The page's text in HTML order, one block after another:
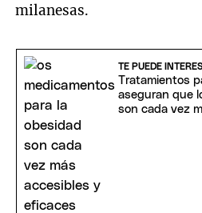
milanesas.
TE PUEDE
Tratamientos
aseguran que
son cada vez